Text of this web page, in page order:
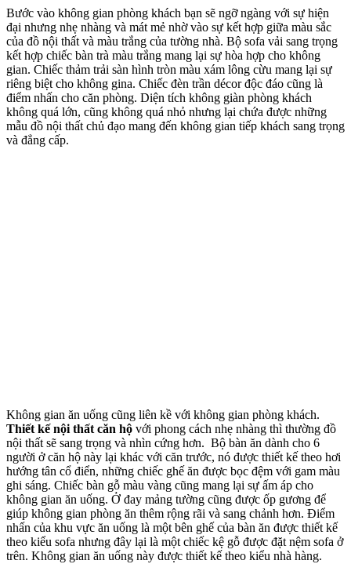
Bước vào không gian phòng khách bạn sẽ ngỡ ngàng với sự hiện
đại nhưng nhẹ nhàng và mát mẻ nhờ vào sự kết hợp giữa màu sắc
của đồ nội thất và màu trắng của tường nhà. Bộ sofa vải sang trọng
kết hợp chiếc bàn trà màu trắng mang lại sự hòa hợp cho không
gian. Chiếc thảm trải sàn hình tròn màu xám lông cừu mang lại sự
riêng biệt cho không gina. Chiếc đèn trần décor độc đáo cũng là
điểm nhấn cho căn phòng. Diện tích không giàn phòng khách
không quá lớn, cũng không quá nhỏ nhưng lại chứa được những
mẫu đồ nội thất chủ đạo mang đến không gian tiếp khách sang trọng
và đẳng cấp.
Không gian ăn uống cũng liên kề với không gian phòng khách.
Thiết kế nội thất căn hộ với phong cách nhẹ nhàng thì thường đồ
nội thất sẽ sang trọng và nhìn cứng hơn. Bộ bàn ăn dành cho 6
người ở căn hộ này lại khác với căn trước, nó được thiết kế theo hơi
hướng tân cổ điển, những chiếc ghế ăn được bọc đệm với gam màu
ghi sáng. Chiếc bàn gỗ màu vàng cũng mang lại sự ấm áp cho
không gian ăn uống. Ở đay mảng tường cũng được ốp gương để
giúp không gian phòng ăn thêm rộng rãi và sang chảnh hơn. Điểm
nhấn của khu vực ăn uống là một bên ghế của bàn ăn được thiết kế
theo kiểu sofa nhưng đây lại là một chiếc kệ gỗ được đặt nệm sofa ở
trên. Không gian ăn uống này được thiết kế theo kiểu nhà hàng.